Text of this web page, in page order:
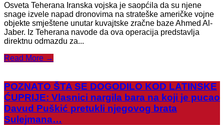
Osveta Teherana Iranska vojska je saopćila da su njene
snage izvele napad dronovima na strateške američke vojne
objekte smještene unutar kuvajtske zračne baze Ahmed Al-
Jaber. Iz Teherana navode da ova operacija predstavlja
direktnu odmazdu za...
Read More →
POZNATO ŠTA SE DOGODILO KOD LATINSKE
ĆUPRIJE: Vlasnici nargila bara na koji je pucao
Davud Puškić pretukli njegovog brata
Sulejmana…